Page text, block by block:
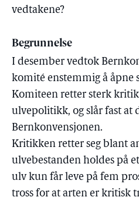
vedtakene?
Begrunnelse
I desember vedtok
komité enstemmig å åpne
Komiteen retter sterk
ulvepolitikk, og slår fast at
Bernkonvensjonen.
Kritikken retter seg blant
ulvebestanden holdes på
ulv kun får leve på fem
tross for at arten er kritisk